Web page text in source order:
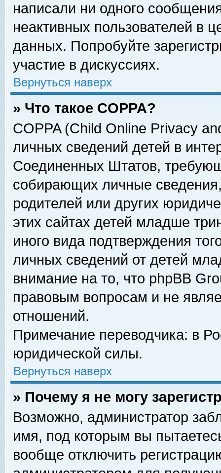
написали ни одного
неактивных пользователей в
данных. Попробуйте
участие в дискуссиях.
Вернуться наверх
» Что такое COPPA?
COPPA (Child Online Privacy
личных сведений детей в
Соединенных Штатов,
собирающих личные
родителей или других
этих сайтах детей младше
иного вида подтверждения
личных сведений от детей
внимание на то, что phpBB
правовым вопросам и не
отношений.
Примечание переводчика: в
юридической силы.
Вернуться наверх
» Почему я не могу
Возможно, администратор
имя, под которым вы
вообще отключить